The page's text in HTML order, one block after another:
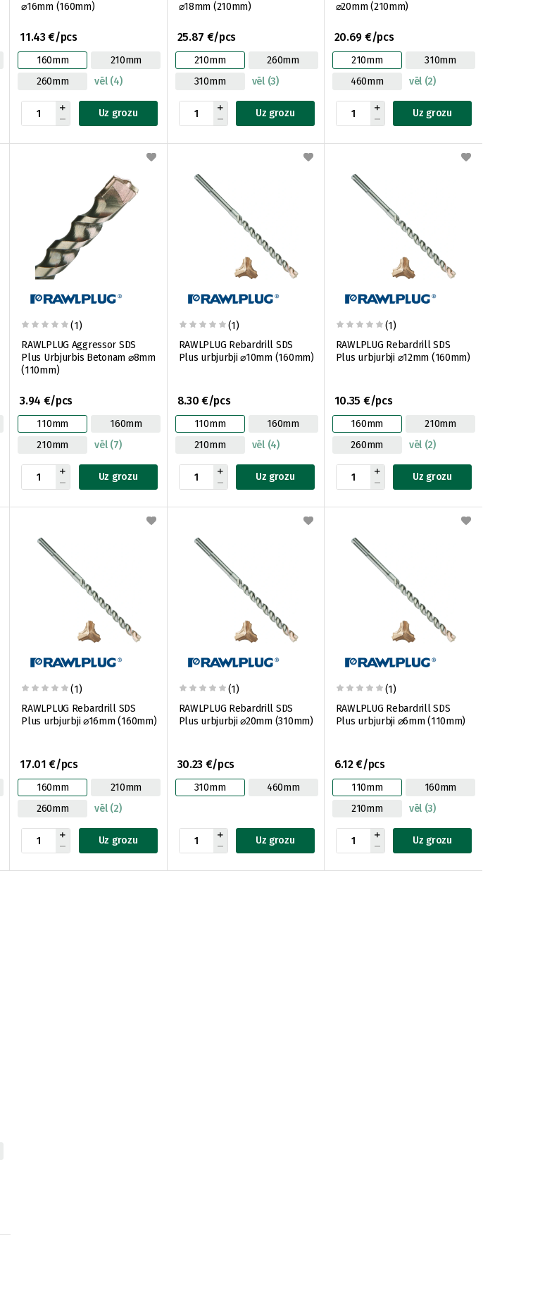
⌀16mm (160mm)
11.43 €/pcs
160mm
210mm
260mm
vēl (4)
Uz grozu
⌀18mm (210mm)
25.87 €/pcs
210mm
260mm
310mm
vēl (3)
Uz grozu
⌀20mm (210mm)
20.69 €/pcs
210mm
310mm
460mm
vēl (2)
Uz grozu
(1)
RAWLPLUG Aggressor SDS
Plus Urbjurbis Betonam ⌀8mm
(110mm)
3.94 €/pcs
110mm
160mm
210mm
vēl (7)
Uz grozu
(1)
RAWLPLUG Rebardrill SDS
Plus urbjurbji ⌀10mm (160mm)
8.30 €/pcs
110mm
160mm
210mm
vēl (4)
Uz grozu
(1)
RAWLPLUG Rebardrill SDS
Plus urbjurbji ⌀12mm (160mm)
10.35 €/pcs
160mm
210mm
260mm
vēl (2)
Uz grozu
(1)
RAWLPLUG Rebardrill SDS
Plus urbjurbji ⌀16mm (160mm)
17.01 €/pcs
160mm
210mm
260mm
vēl (2)
Uz grozu
(1)
RAWLPLUG Rebardrill SDS
Plus urbjurbji ⌀20mm (310mm)
30.23 €/pcs
310mm 460mm
Uz grozu
(1)
RAWLPLUG Rebardrill SDS
Plus urbjurbji ⌀6mm (110mm)
6.12 €/pcs
110mm
160mm
210mm
vēl (3)
Uz grozu